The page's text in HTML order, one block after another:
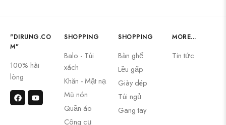
"DIRUNG.CO
M"
100% hài
lòng
SHOPPING
Balo - Túi
xách
Khăn - Mặt nạ
Mũ nón
Quần áo
Công cụ
SHOPPING
Bàn ghế
Lều gấp
Giày dép
Túi ngủ
Gang tay
MORE...
Tin tức